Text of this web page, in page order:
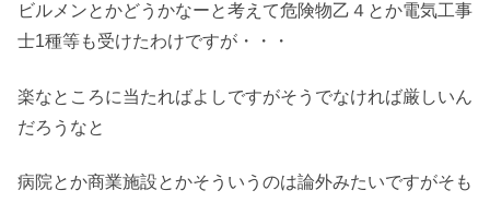
ビルメンとかどうかなーと考えて危険物乙４とか電気工事
士1種等も受けたわけですが・・・
楽なところに当たればよしですがそうでなければ厳しいん
だろうなと
病院とか商業施設とかそういうのは論外みたいですがそも